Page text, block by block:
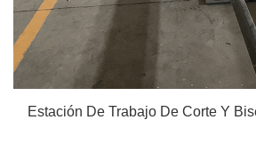
Estación De Trabajo De Corte Y